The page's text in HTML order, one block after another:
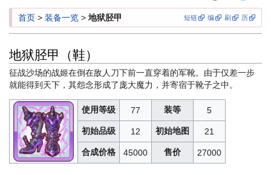
导
搜
短链 编 刷 历
首页 > 装备一览 > 地狱胫甲
地狱胫甲（鞋）
征战沙场的战姬在倒在敌人刀下前一直穿着的军靴。由于仅差一步
就能得到天下，其怨念形成了庞大魔力，并寄宿于靴子之中。
使用等级 77 装等 5
初始品级 12 初始地图 21
合成价格 45000 售价 27000